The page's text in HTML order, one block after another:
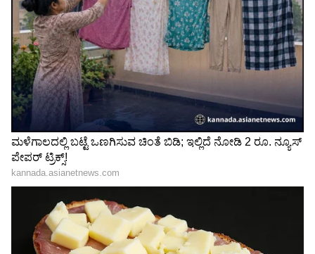
Related Articles
ಈಜು ಬಾರದ ಸೀರಿಯಲ್​ ನಟಿ ಶೂಟಿಂಗ್​ ವೇಳೆ ಬಾವಿಗೆ
ಹಾರಿದಾಗ ನಡೆದದ್ದೇ ಬೇರೆ! ವಿಡಿಯೋ ವೈರಲ್​